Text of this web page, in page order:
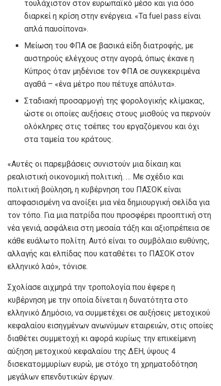
τουλάχιστον στον ευρωπαϊκό μέσο και για όσο
διαρκεί η κρίση στην ενέργεια. «Τα fuel pass είναι
απλά παυσίπονα».
Μείωση του ΦΠΑ σε βασικά είδη διατροφής, με
αυστηρούς ελέγχους στην αγορά, όπως έκανε η
Κύπρος όταν μηδένισε τον ΦΠΑ σε συγκεκριμένα
αγαθά – «ένα μέτρο που πέτυχε απόλυτα».
Σταδιακή προσαρμογή της φορολογικής κλίμακας,
ώστε οι οποίες αυξήσεις στους μισθούς να περνούν
ολόκληρες στις τσέπες του εργαζόμενου και όχι
στα ταμεία του κράτους.
«Αυτές οι παρεμβάσεις συνιστούν μια δίκαιη και
ρεαλιστική οικονομική πολιτική. … Με σχέδιο και
πολιτική βούληση, η κυβέρνηση του ΠΑΣΟΚ είναι
αποφασισμένη να ανοίξει μια νέα δημιουργική σελίδα για
τον τόπο. Για μια πατρίδα που προσφέρει προοπτική στη
νέα γενιά, ασφάλεια στη μεσαία τάξη και αξιοπρέπεια σε
κάθε ευάλωτο πολίτη. Αυτό είναι το συμβόλαιο ευθύνης,
αλλαγής και ελπίδας που καταθέτει το ΠΑΣΟΚ στον
ελληνικό λαό», τόνισε.
Σχολίασε αιχμηρά την τροπολογία που έφερε η
κυβέρνηση με την οποία δίνεται η δυνατότητα στο
ελληνικό Δημόσιο, να συμμετέχει σε αυξήσεις μετοχικού
κεφαλαίου εισηγμένων ανωνύμων εταιρειών, στις οποίες
διαθέτει συμμετοχή κι αφορά κυρίως την επικείμενη
αύξηση μετοχικού κεφαλαίου της ΔΕΗ, ύψους 4
δισεκατομμυρίων ευρώ, με στόχο τη χρηματοδότηση
μεγάλων επενδυτικών έργων.